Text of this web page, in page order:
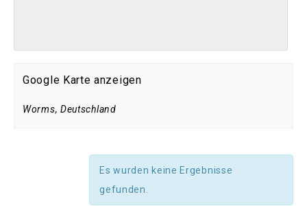
Google Karte anzeigen
Worms, Deutschland
Es wurden keine Ergebnisse
gefunden.